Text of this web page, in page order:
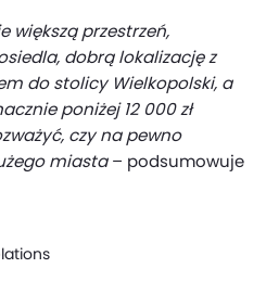
większą przestrzeń,
dobrą lokalizację z
do stolicy Wielkopolski, a
poniżej 12 000 zł
czy na pewno
miasta– podsumowuje